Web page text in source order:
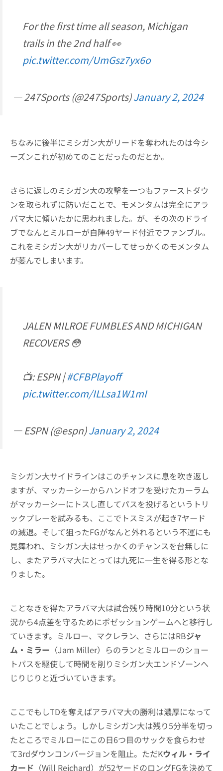
For the first time all season, Michigan
trails in the 2nd half 👀
pic.twitter.com/UmGsz7yx6o
— 247Sports (@247Sports)January 2, 2024
ちなみに後半にミシガン大がリードを奪われたのは今シ
ーズンこれが初めてのことだったのだとか。
さらに返しのミシガン大の攻撃を一つもファーストダウ
ンを取られずに防いだことで、モメンタムは完全にアラ
バマ大に傾いたかに思われました。が、その次のドライ
ブでなんとミルローが自陣49ヤード付近でファンブル。
これをミシガン大がリカバーしてせっかくのモメンタム
が萎んでしまいます。
JALEN MILROE FUMBLES AND MICHIGAN
RECOVERS 😳
📺: ESPN |#CFBPlayoff
pic.twitter.com/ILLsa1W1mI
— ESPN (@espn)January 2, 2024
ミシガン大サイドラインはこのチャンスに息を吹き返し
ますが、マッカーシーからハンドオフを受けたカーラム
がマッカーシーにトスし直してパスを投げるというトリ
ックプレーを試みるも、ここでトスミスが起き7ヤード
の減退。そして狙ったFGがなんと外れるという不運にも
見舞われ、ミシガン大はせっかくのチャンスを台無しに
し、またアラバマ大にとっては九死に一生を得る形とな
りました。
ことなきを得たアラバマ大は試合残り時間10分という状
況から4点差を守るためにポゼッションゲームへと移行し
ていきます。ミルロー、マクレラン、さらにはRBジャ
ム・ミラー （Jam Miller）らのランとミルローのショー
トパスを駆使して時間を削りミシガン大エンドゾーンへ
じりじりと近づいていきます。
ここでもしTDを奪えばアラバマ大の勝利は濃厚になって
いたことでしょう。しかしミシガン大は残り5分半を切っ
たところでミルローにこの日6つ目のサックを食らわせ
て3rdダウンコンバージョンを阻止。ただKウィル・ライ
カード （Will Reichard）が52ヤードのロングFGを決めて